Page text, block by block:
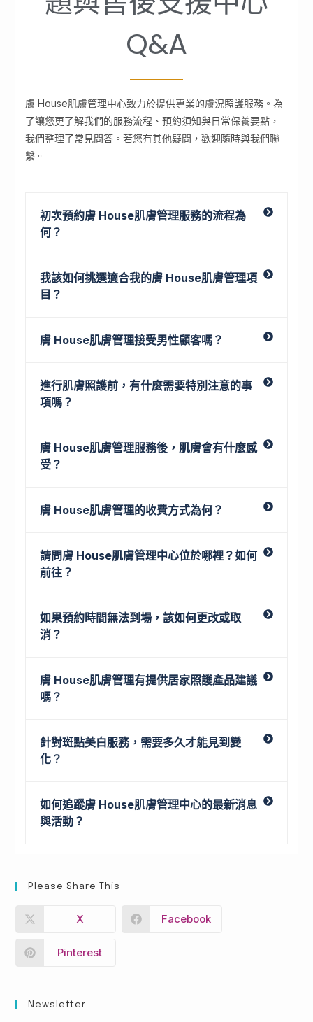
Q&A
膚 House肌膚管理中心致力於提供專業的膚況照護服務。為
了讓您更了解我們的服務流程、預約須知與日常保養要點，
我們整理了常見問答。若您有其他疑問，歡迎隨時與我們聯
繫。
初次預約膚 House肌膚管理服務的流程為
何？
我該如何挑選適合我的膚 House肌膚管理項
目？
膚 House肌膚管理接受男性顧客嗎？
進行肌膚照護前，有什麼需要特別注意的事
項嗎？
膚 House肌膚管理服務後，肌膚會有什麼感
受？
膚 House肌膚管理的收費方式為何？
請問膚 House肌膚管理中心位於哪裡？如何
前往？
如果預約時間無法到場，該如何更改或取
消？
膚 House肌膚管理有提供居家照護產品建議
嗎？
針對斑點美白服務，需要多久才能見到變
化？
如何追蹤膚 House肌膚管理中心的最新消息
與活動？
Please Share This
X Facebook
Pinterest
Newsletter